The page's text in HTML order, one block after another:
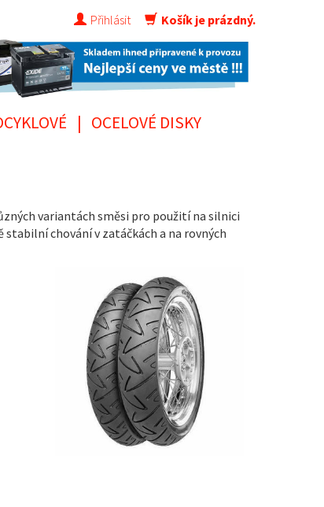
Přihlásit Košík je prázdný.
| OCELOVÉ DISKY
variantách směsi pro použití na silnici
chování v zatáčkách a na rovných